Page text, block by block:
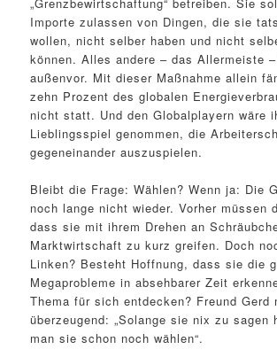
Importe zulassen von Dingen, die sie
wollen, nicht selber haben und nicht
können. Alles andere – das Allermeiste
außenvor. Mit dieser Maßnahme allein
zehn Prozent des globalen
nicht statt. Und den Globalplayern wäre
Lieblingsspiel genommen, die
gegeneinander auszuspielen.
Bleibt die Frage: Wählen? Wenn ja: Die
noch lange nicht wieder. Vorher müssen
dass sie mit ihrem Drehen an
Marktwirtschaft zu kurz greifen. Doch
Linken? Besteht Hoffnung, dass sie die
Megaprobleme in absehbarer Zeit
Thema für sich entdecken? Freund Gerd
überzeugend: „Solange sie nix zu sagen
man sie schon noch wählen“.